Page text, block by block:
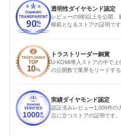
透明性ダイヤモンド認定
レビューの9割以上を公開。
模範となるストアの証明です
トラストリーダー銅賞
U-KOMI導入ストアの中で
の公開数で業界をリードする
実績ダイヤモンド認定
認証済みレビュー1,000件の
点に立つストアの証明です。